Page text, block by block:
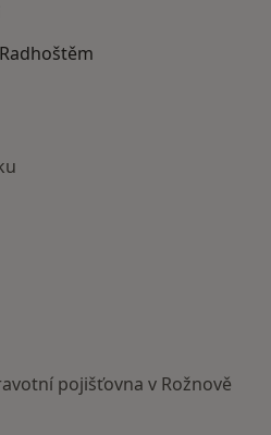
pojišťovna v Rožnově